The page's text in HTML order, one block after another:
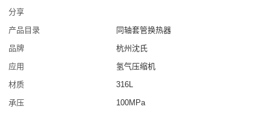
分享
产品目录
同轴套管换热器
品牌
杭州沈氏
应用
氢气压缩机
材质
316L
承压
100MPa